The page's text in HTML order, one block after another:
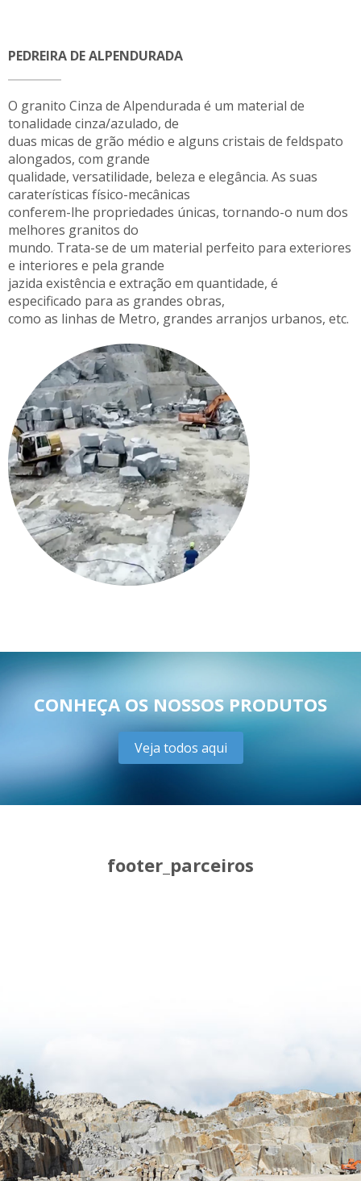
PEDREIRA DE ALPENDURADA
O granito Cinza de Alpendurada é um material de
tonalidade cinza/azulado, de
duas micas de grão médio e alguns cristais de feldspato
alongados, com grande
qualidade, versatilidade, beleza e elegância. As suas
caraterísticas físico-mecânicas
conferem-lhe propriedades únicas, tornando-o num dos
melhores granitos do
mundo. Trata-se de um material perfeito para exteriores
e interiores e pela grande
jazida existência e extração em quantidade, é
especificado para as grandes obras,
como as linhas de Metro, grandes arranjos urbanos, etc.
CONHEÇA OS NOSSOS PRODUTOS
Veja todos aqui
footer_parceiros